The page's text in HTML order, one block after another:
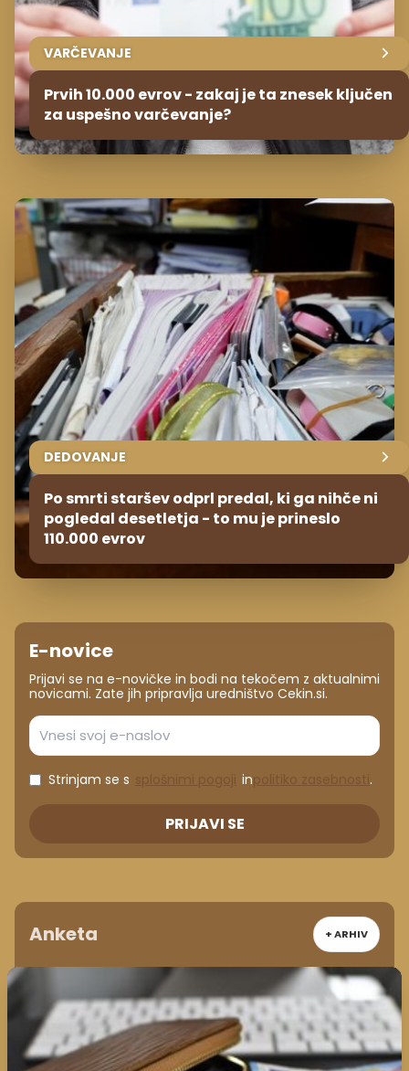
VARČEVANJE
Prvih 10.000 evrov - zakaj je ta znesek ključen
za uspešno varčevanje?
DEDOVANJE
Po smrti staršev odprl predal, ki ga nihče ni
pogledal desetletja - to mu je prineslo
110.000 evrov
E-novice
Prijavi se na e-novičke in bodi na tekočem z aktualnimi
novicami. Zate jih pripravlja uredništvo Cekin.si.
Strinjam se s in .
PRIJAVI SE
Anketa + ARHIV